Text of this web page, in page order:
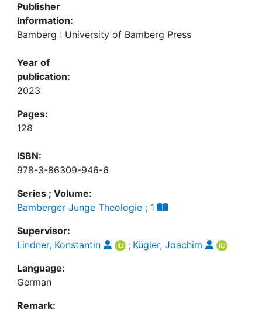
Publisher
Information:
Bamberg : University of Bamberg Press
Year of
publication:
2023
Pages:
128
ISBN:
978-3-86309-946-6
Series ; Volume:
Bamberger Junge Theologie ; 1
Supervisor:
Lindner, Konstantin
; Kügler, Joachim
Language:
German
Remark: